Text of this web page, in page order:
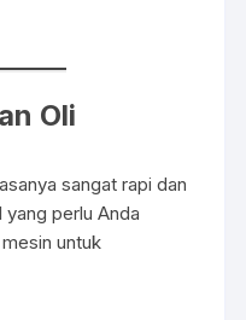
Oli
sangat rapi dan
perlu Anda
untuk